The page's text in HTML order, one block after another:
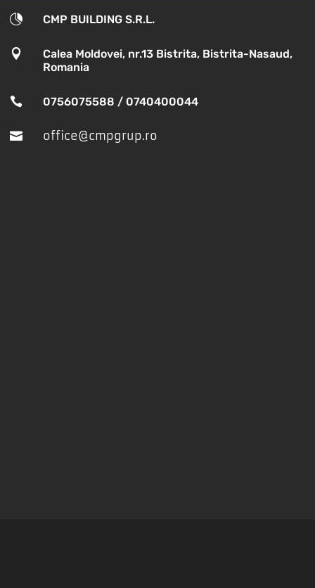
 CMP BUILDING S.R.L.

Calea Moldovei, nr.13 Bistrita, Bistrita-Nasaud,
Romania
 0756075588 / 0740400044
 office@cmpgrup.ro